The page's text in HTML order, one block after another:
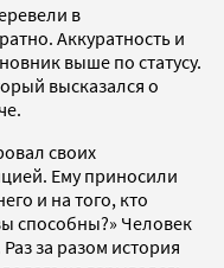
в
Аккуратность и
выше по статусу.
высказался о
своих
Ему приносили
и на того, кто
способны?» Человек
за разом история